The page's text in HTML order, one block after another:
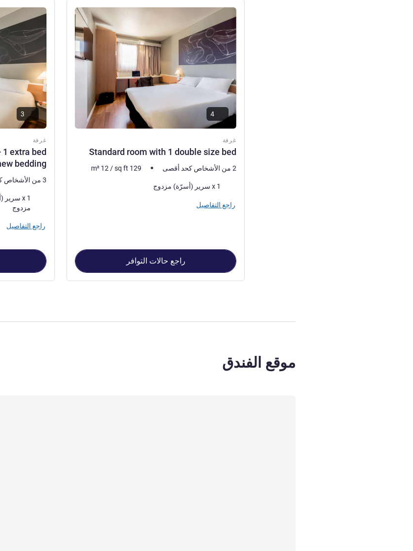
غرفة
Standard room with 1 double size bed
راجع التفاصيل
2 من الأشخاص كحد أقصى m² 12 /sq ft 129
فرش السرير
1 x سرير (أسرّة) مزدوج
راجع التفاصيل
راجع حالات التوافر
غرفة
1 extra bed
bedding
راجع التفاصيل
3 من الأشخاص كحد أقصى
فرش السرير
مزدوج
راجع التفاصيل
موقع الفندق